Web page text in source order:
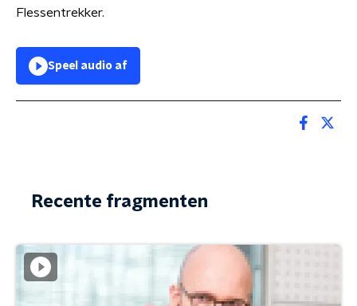
Flessentrekker.
Speel audio af
Recente fragmenten